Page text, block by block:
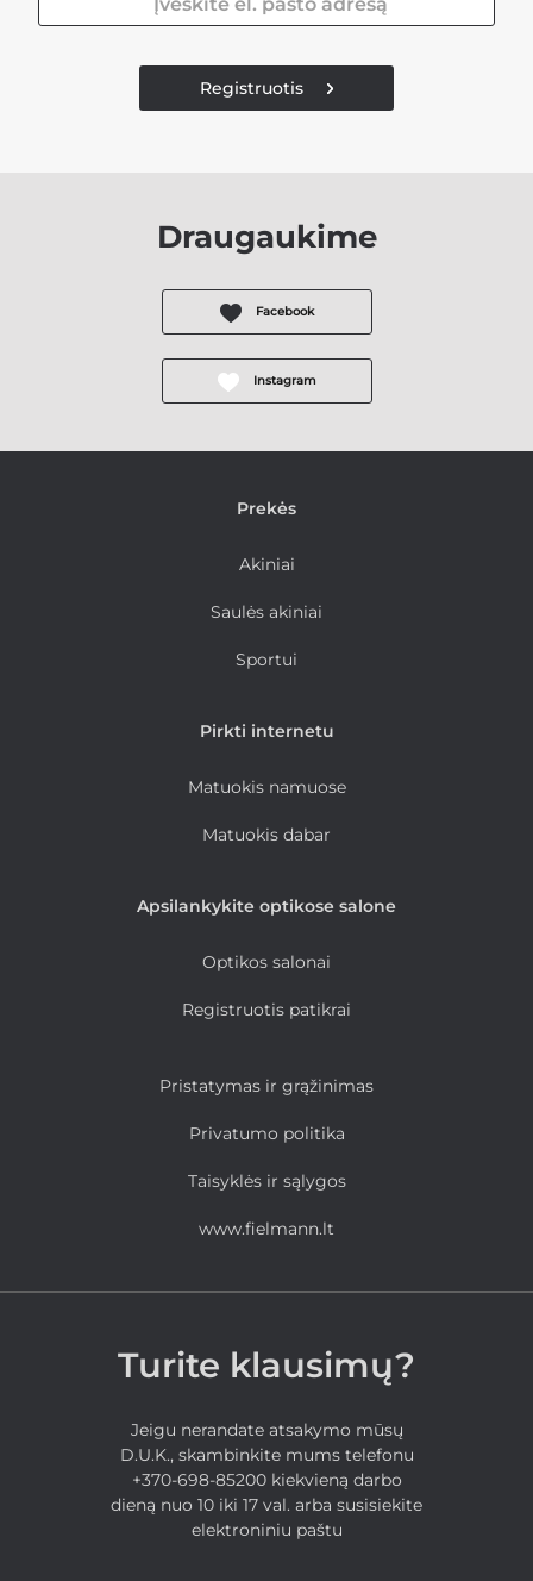
Registruotis
Draugaukime
Facebook
Instagram
Prekės
Akiniai
Saulės akiniai
Sportui
Pirkti internetu
Matuokis namuose
Matuokis dabar
Apsilankykite optikose salone
Optikos salonai
Registruotis patikrai
Pristatymas ir grąžinimas
Privatumo politika
Taisyklės ir sąlygos
www.fielmann.lt
Turite klausimų?
Jeigu nerandate atsakymo mūsų
D.U.K., skambinkite mums telefonu
+370-698-85200 kiekvieną darbo
dieną nuo 10 iki 17 val. arba susisiekite
elektroniniu paštu